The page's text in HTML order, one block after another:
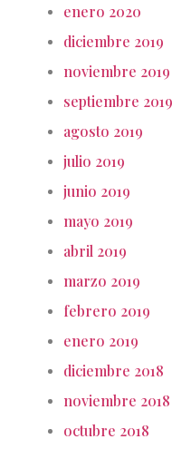
enero 2020
diciembre 2019
noviembre 2019
septiembre 2019
agosto 2019
julio 2019
junio 2019
mayo 2019
abril 2019
marzo 2019
febrero 2019
enero 2019
diciembre 2018
noviembre 2018
octubre 2018